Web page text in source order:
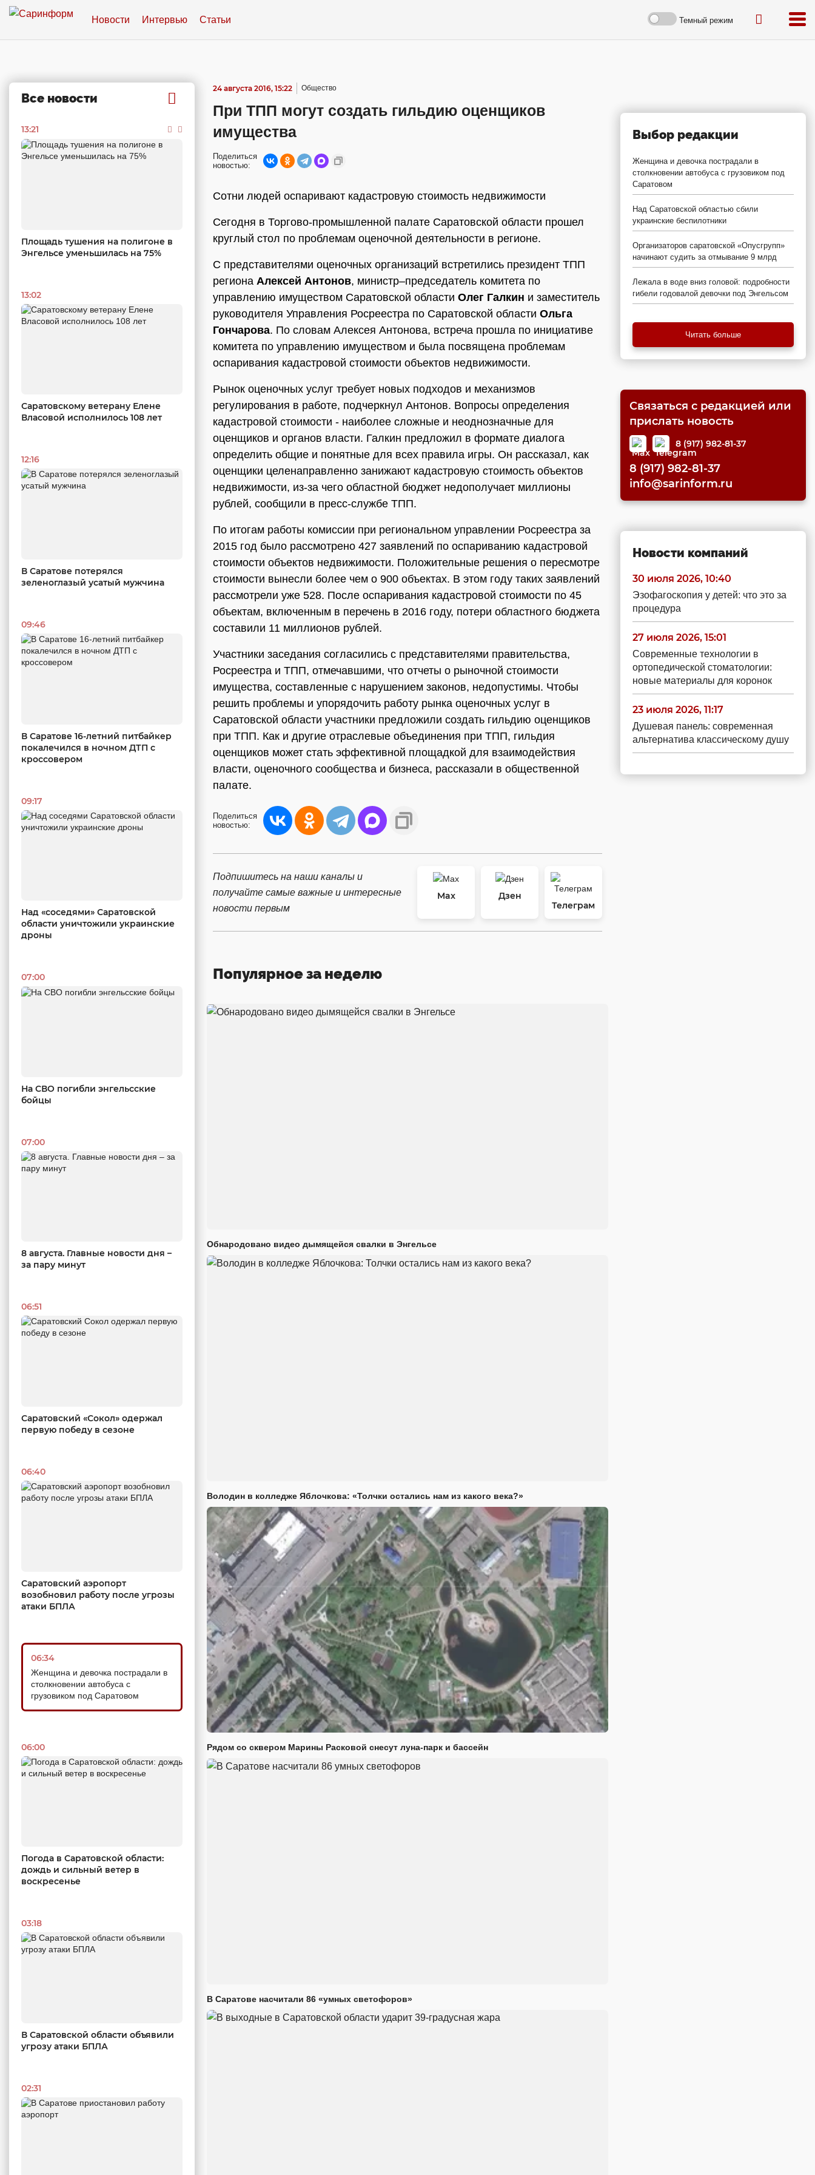
Новости Интервью Статьи Темный режим
Все новости
13:21
Площадь тушения на полигоне в
Энгельсе уменьшилась на 75%
13:02
Саратовскому ветерану Елене
Власовой исполнилось 108 лет
12:16
В Саратове потерялся
зеленоглазый усатый мужчина
09:46
В Саратове 16-летний питбайкер
покалечился в ночном ДТП с
кроссовером
09:17
Над «соседями» Саратовской
области уничтожили украинские
дроны
07:00
На СВО погибли энгельсские
бойцы
07:00
8 августа. Главные новости дня –
за пару минут
06:51
Саратовский «Сокол» одержал
первую победу в сезоне
06:40
Саратовский аэропорт
возобновил работу после угрозы
атаки БПЛА
06:34
Женщина и девочка пострадали в
столкновении автобуса с
грузовиком под Саратовом
06:00
Погода в Саратовской области:
дождь и сильный ветер в
воскресенье
03:18
В Саратовской области объявили
угрозу атаки БПЛА
02:31
24 августа 2016, 15:22 Общество
При ТПП могут создать гильдию оценщиков
имущества
Поделиться
новостью:
Сотни людей оспаривают кадастровую стоимость недвижимости
Сегодня в Торгово-промышленной палате Саратовской области прошел
круглый стол по проблемам оценочной деятельности в регионе.
С представителями оценочных организаций встретились президент ТПП
региона Алексей Антонов, министр–председатель комитета по
управлению имуществом Саратовской области Олег Галкин и заместитель
руководителя Управления Росреестра по Саратовской области Ольга
Гончарова. По словам Алексея Антонова, встреча прошла по инициативе
комитета по управлению имуществом и была посвящена проблемам
оспаривания кадастровой стоимости объектов недвижимости.
Рынок оценочных услуг требует новых подходов и механизмов
регулирования в работе, подчеркнул Антонов. Вопросы определения
кадастровой стоимости - наиболее сложные и неоднозначные для
оценщиков и органов власти. Галкин предложил в формате диалога
определить общие и понятные для всех правила игры. Он рассказал, как
оценщики целенаправленно занижают кадастровую стоимость объектов
недвижимости, из-за чего областной бюджет недополучает миллионы
рублей, сообщили в пресс-службе ТПП.
По итогам работы комиссии при региональном управлении Росреестра за
2015 год было рассмотрено 427 заявлений по оспариванию кадастровой
стоимости объектов недвижимости. Положительные решения о пересмотре
стоимости вынесли более чем о 900 объектах. В этом году таких заявлений
рассмотрели уже 528. После оспаривания кадастровой стоимости по 45
объектам, включенным в перечень в 2016 году, потери областного бюджета
составили 11 миллионов рублей.
Участники заседания согласились с представителями правительства,
Росреестра и ТПП, отмечавшими, что отчеты о рыночной стоимости
имущества, составленные с нарушением законов, недопустимы. Чтобы
решить проблемы и упорядочить работу рынка оценочных услуг в
Саратовской области участники предложили создать гильдию оценщиков
при ТПП. Как и другие отраслевые объединения при ТПП, гильдия
оценщиков может стать эффективной площадкой для взаимодействия
власти, оценочного сообщества и бизнеса, рассказали в общественной
палате.
Поделиться
новостью:
Подпишитесь на наши каналы и
получайте самые важные и интересные
новости первым
Max
Дзен
Телеграм
Популярное за неделю
Обнародовано видео дымящейся свалки в Энгельсе
Володин в колледже Яблочкова: «Толчки остались нам из какого века?»
Рядом со сквером Марины Расковой снесут луна-парк и бассейн
В Саратове насчитали 86 «умных светофоров»
Выбор редакции
Женщина и девочка пострадали в
столкновении автобуса с грузовиком под
Саратовом
Над Саратовской областью сбили
украинские беспилотники
Организаторов саратовской «Опусгрупп»
начинают судить за отмывание 9 млрд
Лежала в воде вниз головой: подробности
гибели годовалой девочки под Энгельсом
Читать больше
Связаться с редакцией или
прислать новость
8 (917) 982-81-37
8 (917) 982-81-37
info@sarinform.ru
Новости компаний
30 июля 2026, 10:40
Эзофагоскопия у детей: что это за
процедура
27 июля 2026, 15:01
Современные технологии в
ортопедической стоматологии:
новые материалы для коронок
23 июля 2026, 11:17
Душевая панель: современная
альтернатива классическому душу